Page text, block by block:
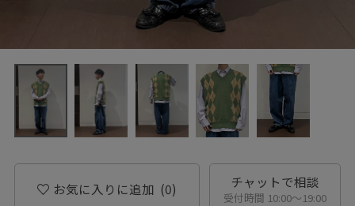
お気に入りに追加 (0) チャットで相談
受付時間 10:00〜19:00